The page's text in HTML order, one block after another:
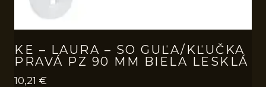
KE – LAURA – SO GUĽA/KĽUČKA
PRAVÁ PZ 90 MM BIELA LESKLÁ
10,21 €